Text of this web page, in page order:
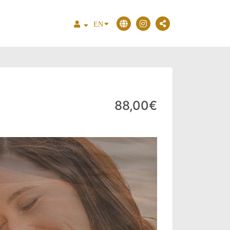
EN
88,00€